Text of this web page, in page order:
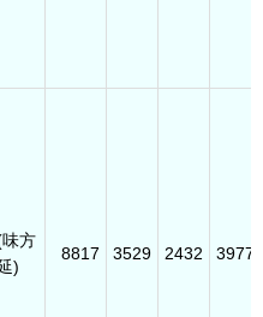
方
)
8817 3529 2432 3977